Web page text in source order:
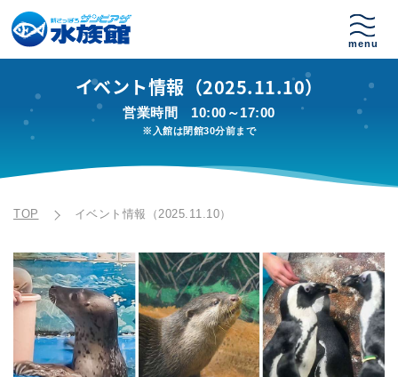
イベント情報（2025.11.10）
営業時間 10:00～17:00
※入館は閉館30分前まで
TOP イベント情報（2025.11.10）